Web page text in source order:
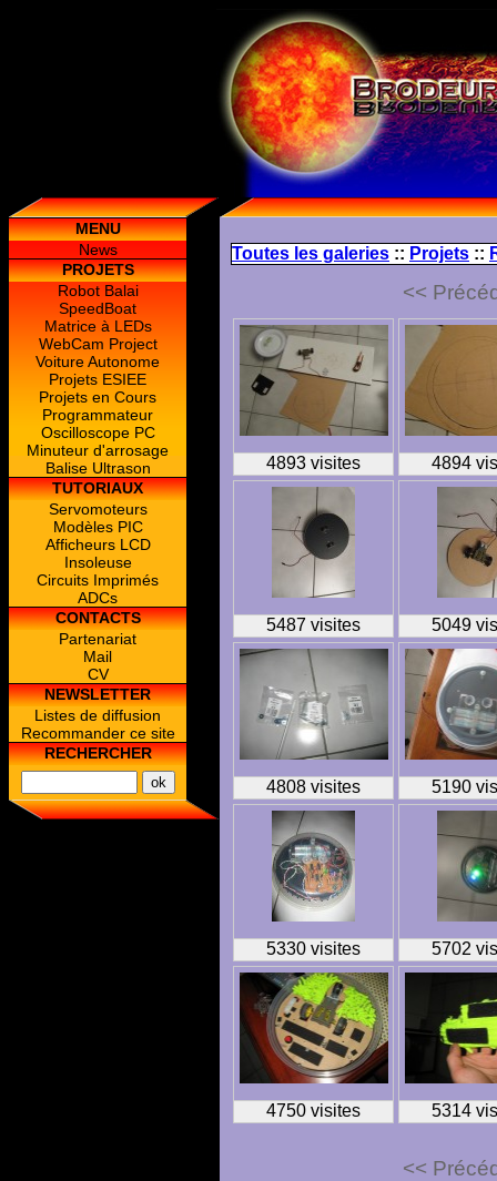
MENU
News
PROJETS
Robot Balai
SpeedBoat
Matrice à LEDs
WebCam Project
Voiture Autonome
Projets ESIEE
Projets en Cours
Programmateur
Oscilloscope PC
Minuteur d'arrosage
Balise Ultrason
TUTORIAUX
Servomoteurs
Modèles PIC
Afficheurs LCD
Insoleuse
Circuits Imprimés
ADCs
CONTACTS
Partenariat
Mail
CV
NEWSLETTER
Listes de diffusion
Recommander ce site
RECHERCHER
Toutes les galeries :: Projets ::
<<
4893 visites 4894
5487 visites 5049
4808 visites 5190
5330 visites 5702
4750 visites 5314
<<